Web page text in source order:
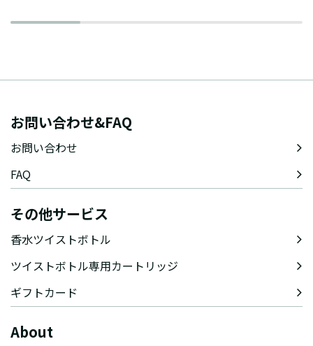
お問い合わせ&FAQ
お問い合わせ
FAQ
その他サービス
香水ツイストボトル
ツイストボトル専用カートリッジ
ギフトカード
About